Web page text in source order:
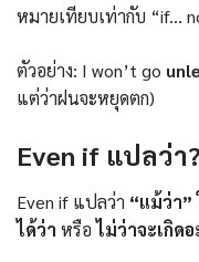
หมายเทียบเท่ากับ “if…
ตัวอย่าง: I won’t go
แต่ว่าฝนจะหยุดตก)
Even if แปลว่า?
Even if แปลว่า “แม้ว่า”
ได้ว่า หรือไม่ว่าจะเกิด